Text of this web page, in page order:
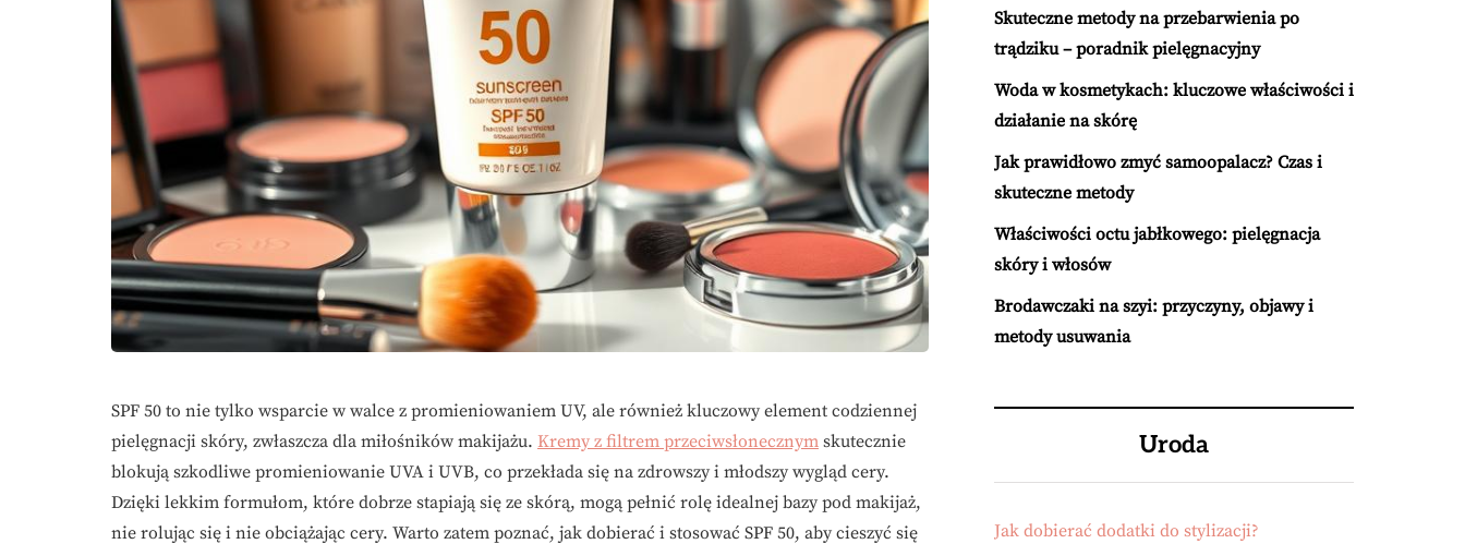
SPF 50 to nie tylko wsparcie w walce z promieniowaniem UV, ale również kluczowy element codziennej
pielęgnacji skóry, zwłaszcza dla miłośników makijażu. Kremy z filtrem przeciwsłonecznym skutecznie
blokują szkodliwe promieniowanie UVA i UVB, co przekłada się na zdrowszy i młodszy wygląd cery.
Dzięki lekkim formułom, które dobrze stapiają się ze skórą, mogą pełnić rolę idealnej bazy pod makijaż,
nie rolując się i nie obciążając cery. Warto zatem poznać, jak dobierać i stosować SPF 50, aby cieszyć się
Skuteczne metody na przebarwienia po
trądziku – poradnik pielęgnacyjny
Woda w kosmetykach: kluczowe właściwości i
działanie na skórę
Jak prawidłowo zmyć samoopalacz? Czas i
skuteczne metody
Właściwości octu jabłkowego: pielęgnacja
skóry i włosów
Brodawczaki na szyi: przyczyny, objawy i
metody usuwania
Uroda
Jak dobierać dodatki do stylizacji?